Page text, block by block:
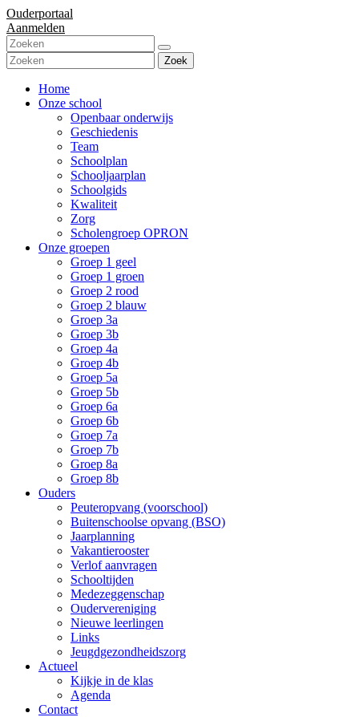
Ouderportaal
Aanmelden
Zoek
Home
Onze school
Openbaar onderwijs
Geschiedenis
Team
Schoolplan
Schooljaarplan
Schoolgids
Kwaliteit
Zorg
Scholengroep OPRON
Onze groepen
Groep 1 geel
Groep 1 groen
Groep 2 rood
Groep 2 blauw
Groep 3a
Groep 3b
Groep 4a
Groep 4b
Groep 5a
Groep 5b
Groep 6a
Groep 6b
Groep 7a
Groep 7b
Groep 8a
Groep 8b
Ouders
Peuteropvang (voorschool)
Buitenschoolse opvang (BSO)
Jaarplanning
Vakantierooster
Verlof aanvragen
Schooltijden
Medezeggenschap
Oudervereniging
Nieuwe leerlingen
Links
Jeugdgezondheidszorg
Actueel
Kijkje in de klas
Agenda
Contact